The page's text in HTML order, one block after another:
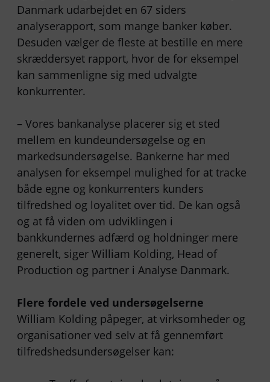
Danmark udarbejdet en 67 siders
analyserapport, som mange banker køber.
Desuden vælger de fleste at bestille en mere
skræddersyet rapport, hvor de for eksempel
kan sammenligne sig med udvalgte
konkurrenter.
– Vores bankanalyse placerer sig et sted
mellem en kundeundersøgelse og en
markedsundersøgelse. Bankerne har med
analysen for eksempel mulighed for at tracke
både egne og konkurrenters kunders
tilfredshed og loyalitet over tid. De kan også
og at få viden om udviklingen i
bankkundernes adfærd og holdninger mere
generelt, siger William Kolding, Head of
Production og partner i Analyse Danmark.
Flere fordele ved undersøgelserne
William Kolding påpeger, at virksomheder og
organisationer ved selv at få gennemført
tilfredshedsundersøgelser kan: